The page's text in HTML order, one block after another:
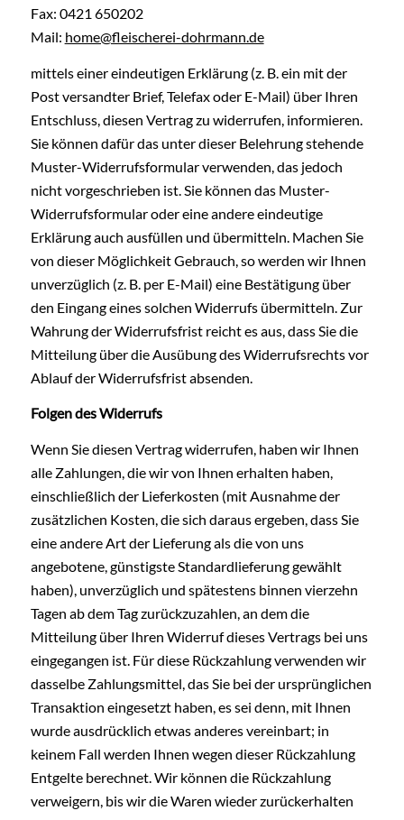
Fax: 0421 650202
Mail: home@fleischerei-dohrmann.de
mittels einer eindeutigen Erklärung (z. B. ein mit der
Post versandter Brief, Telefax oder E-Mail) über Ihren
Entschluss, diesen Vertrag zu widerrufen, informieren.
Sie können dafür das unter dieser Belehrung stehende
Muster-Widerrufsformular verwenden, das jedoch
nicht vorgeschrieben ist. Sie können das Muster-
Widerrufsformular oder eine andere eindeutige
Erklärung auch ausfüllen und übermitteln. Machen Sie
von dieser Möglichkeit Gebrauch, so werden wir Ihnen
unverzüglich (z. B. per E-Mail) eine Bestätigung über
den Eingang eines solchen Widerrufs übermitteln. Zur
Wahrung der Widerrufsfrist reicht es aus, dass Sie die
Mitteilung über die Ausübung des Widerrufsrechts vor
Ablauf der Widerrufsfrist absenden.
Folgen des Widerrufs
Wenn Sie diesen Vertrag widerrufen, haben wir Ihnen
alle Zahlungen, die wir von Ihnen erhalten haben,
einschließlich der Lieferkosten (mit Ausnahme der
zusätzlichen Kosten, die sich daraus ergeben, dass Sie
eine andere Art der Lieferung als die von uns
angebotene, günstigste Standardlieferung gewählt
haben), unverzüglich und spätestens binnen vierzehn
Tagen ab dem Tag zurückzuzahlen, an dem die
Mitteilung über Ihren Widerruf dieses Vertrags bei uns
eingegangen ist. Für diese Rückzahlung verwenden wir
dasselbe Zahlungsmittel, das Sie bei der ursprünglichen
Transaktion eingesetzt haben, es sei denn, mit Ihnen
wurde ausdrücklich etwas anderes vereinbart; in
keinem Fall werden Ihnen wegen dieser Rückzahlung
Entgelte berechnet. Wir können die Rückzahlung
verweigern, bis wir die Waren wieder zurückerhalten